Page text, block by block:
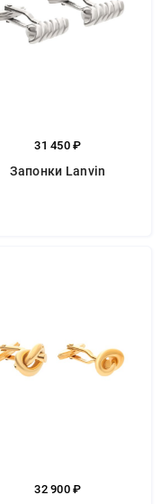
31 450 ₽
Запонки Lanvin
32 900 ₽